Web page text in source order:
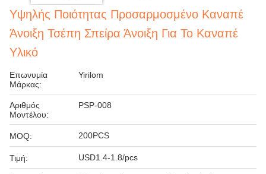
Υψηλής Ποιότητας Προσαρμοσμένο Καναπέ
Άνοιξη Τσέπη Σπείρα Άνοιξη Για Το Καναπέ
Υλικό
Επωνυμία
Μάρκας:
Yirilom
Αριθμός
Μοντέλου:
PSP-008
MOQ: 200PCS
Τιμή: USD1.4-1.8/pcs